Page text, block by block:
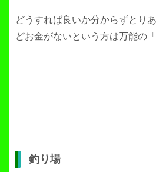
どうすれば良いか分からずとり
どお金がないという方は万能の
釣り場